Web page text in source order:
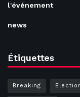
l'événement
news
Étiquettes
Breaking